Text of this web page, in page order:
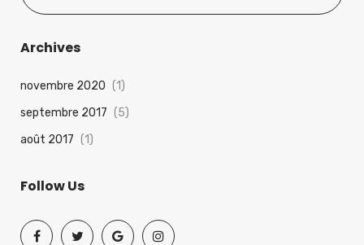
Archives
novembre 2020 (1)
septembre 2017 (5)
août 2017 (1)
Follow Us